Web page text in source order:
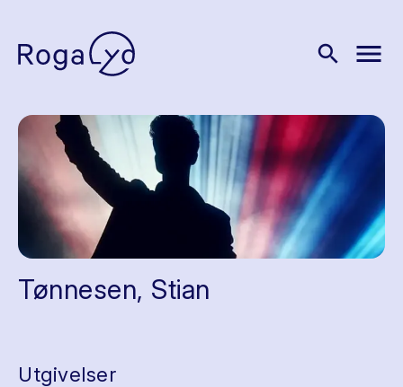
search menu
Tønnesen, Stian
Utgivelser